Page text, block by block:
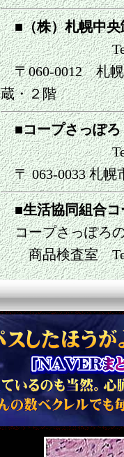
■（株）札幌中
Te1 011-
〒060-0012 札幌
蔵・２階
■コープさっぽ
Te1 011-
〒 063-0033 札幌
■生活協同組合
コープさっぽろの
商品検査室 Te1